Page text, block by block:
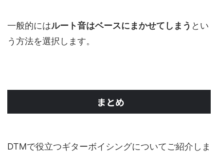
一般的にはルート音はベースにまかせてしまう とい
う方法を選択します。
まとめ
DTMで役立つギターボイシングについてご紹介しま